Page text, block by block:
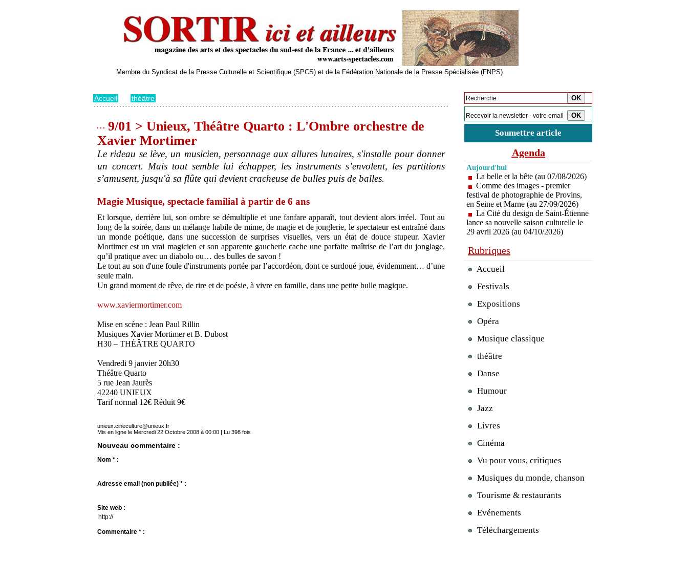
Membre du Syndicat de la Presse Culturelle et Scientifique (SPCS) et de la Fédération Nationale de la Presse Spécialisée (FNPS)
Accueil théâtre
9/01 > Unieux, Théâtre Quarto : L'Ombre orchestre de
Xavier Mortimer
Le rideau se lève, un musicien, personnage aux allures lunaires, s'installe pour donner
un concert. Mais tout semble lui échapper, les instruments s’envolent, les partitions
s’amusent, jusqu'à sa flûte qui devient cracheuse de bulles puis de balles.
Magie Musique, spectacle familial à partir de 6 ans
Et lorsque, derrière lui, son ombre se démultiplie et une fanfare apparaît, tout devient alors irréel. Tout au
long de la soirée, dans un mélange habile de mime, de magie et de jonglerie, le spectateur est entraîné dans
un monde poétique, dans une succession de surprises visuelles, vers un état de douce stupeur. Xavier
Mortimer est un vrai magicien et son apparente gaucherie cache une parfaite maîtrise de l’art du jonglage,
qu’il pratique avec un diabolo ou… des bulles de savon !
Le tout au son d'une foule d'instruments portée par l’accordéon, dont ce surdoué joue, évidemment… d’une
seule main.
Un grand moment de rêve, de rire et de poésie, à vivre en famille, dans une petite bulle magique.
www.xaviermortimer.com
Mise en scène : Jean Paul Rillin
Musiques Xavier Mortimer et B. Dubost
H30 – THÉÂTRE QUARTO
Vendredi 9 janvier 20h30
Théâtre Quarto
5 rue Jean Jaurès
42240 UNIEUX
Tarif normal 12€ Réduit 9€
unieux.cineculture@unieux.fr
Mis en ligne le Mercredi 22 Octobre 2008 à 00:00 | Lu 398 fois
Nouveau commentaire :
Nom * :
Adresse email (non publiée) * :
Site web :
Commentaire * :
Soumettre article
Agenda
Aujourd'hui
La belle et la bête (au 07/08/2026)
Comme des images - premier
festival de photographie de Provins,
en Seine et Marne (au 27/09/2026)
La Cité du design de Saint-Étienne
lance sa nouvelle saison culturelle le
29 avril 2026 (au 04/10/2026)
Rubriques
Accueil
Festivals
Expositions
Opéra
Musique classique
théâtre
Danse
Humour
Jazz
Livres
Cinéma
Vu pour vous, critiques
Musiques du monde, chanson
Tourisme & restaurants
Evénements
Téléchargements